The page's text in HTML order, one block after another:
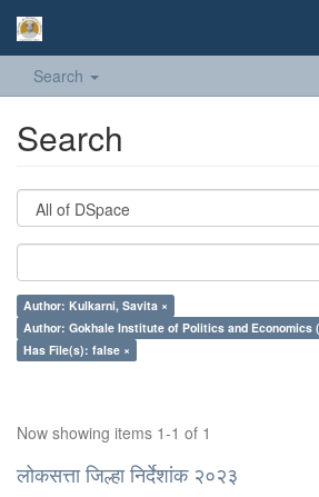
Search
Search
Author: Kulkarni, Savita ×
Author: Gokhale Institute of Politics and Economics
Has File(s): false ×
Now showing items 1-1 of 1
लोकसत्ता जिल्हा निर्देशांक २०२३